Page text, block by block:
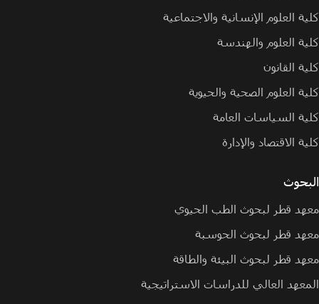
كلية العلوم الإنسانية والاجتماعية
كلية العلوم والهندسة
كلية القانون
كلية العلوم الصحية والحيوية
كلية السياسات العامة
كلية الاقتصاد والإدارة
البحوث
معهد قطر لبحوث الطب الحيوي
معهد قطر لبحوث الحوسبة
معهد قطر لبحوث البيئة والطاقة
المعهد العالي للدراسات الاستراتيجية